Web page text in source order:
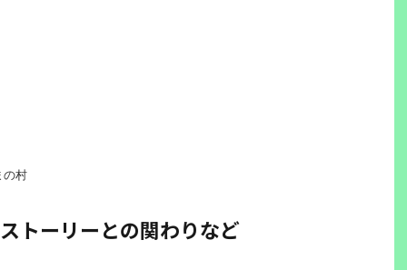
の村
トーリーとの関わりなど